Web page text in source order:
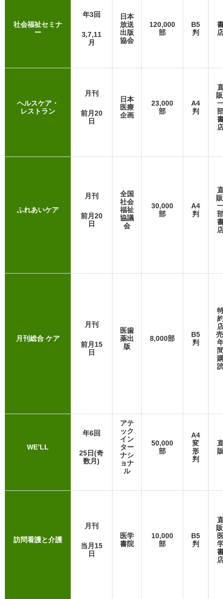
社会福祉セミナ
ー
年3回
3,7,11
月
日本
放送
出版
協会
120,000
部
B5
判
ヘルスケア・
レストラン
月刊
前月20
日
日本
医療
企画
23,000
部
A4
判
ふれあいケア
月刊
前月20
日
全国
社会
福祉
協議
会
30,000
部
A4
判
月刊総合 ケア
月刊
前月15
日
医歯
薬出
版
8,000部
B5
判
WE’LL
年6回
25日(奇
数月)
アテ
ック
イン
ター
ナシ
ョナ
ル
50,000
部
A4
変
形
判
訪問看護と介護
月刊
当月15
日
医学
書院
10,000
部
B5
判